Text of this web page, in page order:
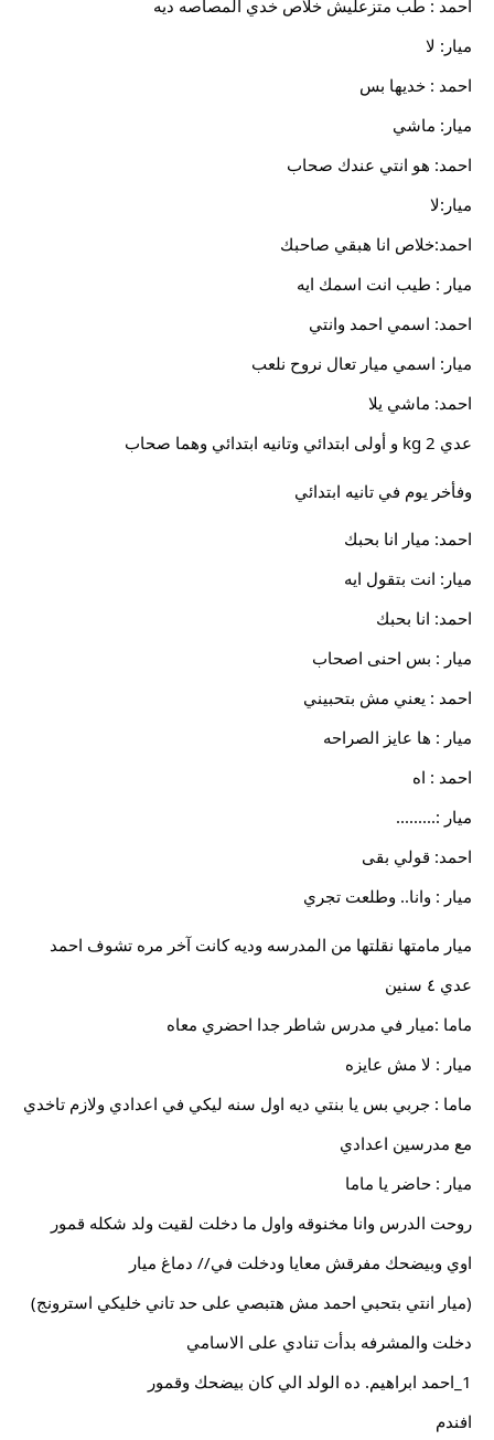
احمد : طب متزعليش خلاص خدي المصاصه ديه
ميار: لا
احمد : خديها بس
ميار: ماشي
احمد: هو انتي عندك صحاب
ميار:لا
احمد:خلاص انا هبقي صاحبك
ميار : طيب انت اسمك ايه
احمد: اسمي احمد وانتي
ميار: اسمي ميار تعال نروح نلعب
احمد: ماشي يلا
عدي kg 2 و أولى ابتدائي وتانيه ابتدائي وهما صحاب
وفأخر يوم في تانيه ابتدائي
احمد: ميار انا بحبك
ميار: انت بتقول ايه
احمد: انا بحبك
ميار : بس احنى اصحاب
احمد : يعني مش بتحبيني
ميار : ها عايز الصراحه
احمد : اه
ميار :.........
احمد: قولي بقى
ميار : وانا.. وطلعت تجري
ميار مامتها نقلتها من المدرسه وديه كانت آخر مره تشوف احمد
عدي ٤ سنين
ماما :ميار في مدرس شاطر جدا احضري معاه
ميار : لا مش عايزه
ماما : جربي بس يا بنتي ديه اول سنه ليكي في اعدادي ولازم تاخدي
مع مدرسين اعدادي
ميار : حاضر يا ماما
روحت الدرس وانا مخنوقه واول ما دخلت لقيت ولد شكله قمور
اوي وبيضحك مفرقش معايا ودخلت في// دماغ ميار
(ميار انتي بتحبي احمد مش هتبصي على حد تاني خليكي استرونج)
دخلت والمشرفه بدأت تنادي على الاسامي
1_احمد ابراهيم. ده الولد الي كان بيضحك وقمور
افندم